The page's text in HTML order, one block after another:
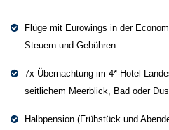
Flüge mit Eurowings in der
Steuern und Gebühren
7x Übernachtung im 4*-Hotel
seitlichem Meerblick, Bad oder
Halbpension (Frühstück und